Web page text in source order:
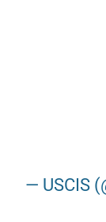
— USCIS